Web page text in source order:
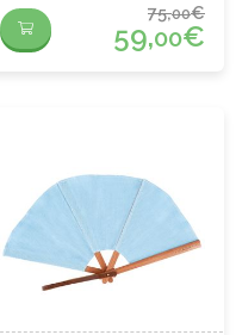
75,00€
59,00€